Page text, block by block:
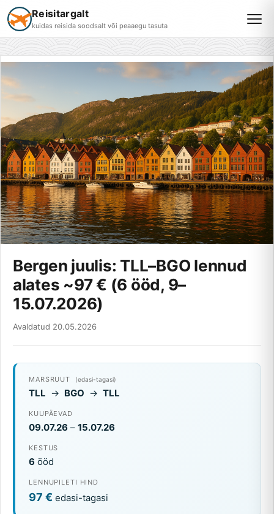
Reisitargalt
kuidas reisida soodsalt või peaaegu tasuta
Bergen juulis: TLL–BGO lennud
alates ~97 € (6 ööd, 9–
15.07.2026)
Avaldatud 20.05.2026
MARSRUUT (edasi-tagasi)
TLL → BGO → TLL
KUUPÄEVAD
09.07.26 – 15.07.26
KESTUS
6 ööd
LENNUPILETI HIND
97 € edasi-tagasi